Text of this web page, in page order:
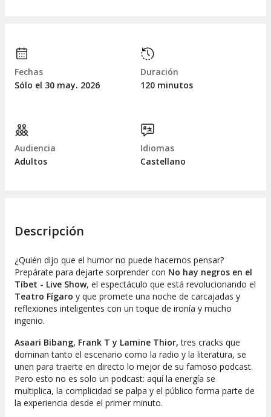
Fechas
Sólo el 30 may. 2026
Duración
120 minutos
Audiencia
Adultos
Idiomas
Castellano
Descripción
¿Quién dijo que el humor no puede hacernos pensar?
Prepárate para dejarte sorprender con No hay negros en el
Tíbet - Live Show, el espectáculo que está revolucionando el
Teatro Fígaro y que promete una noche de carcajadas y
reflexiones inteligentes con un toque de ironía y mucho
ingenio.
Asaari Bibang, Frank T y Lamine Thior, tres cracks que
dominan tanto el escenario como la radio y la literatura, se
unen para traerte en directo lo mejor de su famoso podcast.
Pero esto no es solo un podcast: aquí la energía se
multiplica, la complicidad se palpa y el público forma parte de
la experiencia desde el primer minuto.